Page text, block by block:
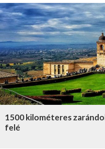
1500 kilométeres
felé